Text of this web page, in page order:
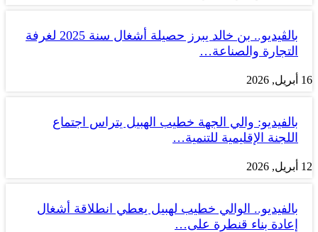
بالڤيديو.. بن خالد يبرز حصيلة أشغال سنة 2025 لغرفة
التجارة والصناعة…
16 أبريل, 2026
بالفيديو: والي الجهة خطيب الهبيل يتراس اجتماع
اللجنة الإقليمية للتنمية…
12 أبريل, 2026
بالفيديو.. الوالي خطيب لهبيل يعطي انطلاقة أشغال
إعادة بناء قنطرة على…